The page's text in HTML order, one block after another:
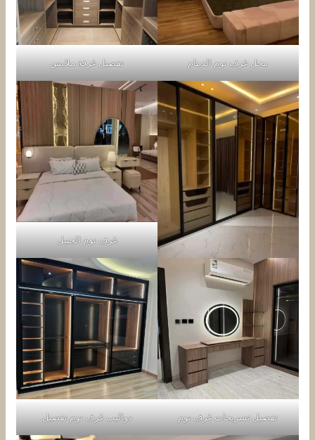
محل غرف نوم الدمام تفصيل غرفة ملابس
غرف نوم الجبيل
تفصيل تسريحات غرف نوم دواليب غرف نوم تفصيل